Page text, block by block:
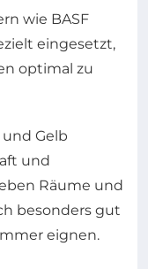
wie BASF
eingesetzt,
optimal zu
Gelb
und
Räume und
besonders gut
eignen.